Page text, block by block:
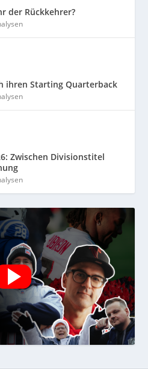
der Rückkehrer?
ihren Starting Quarterback
Zwischen Divisionstitel